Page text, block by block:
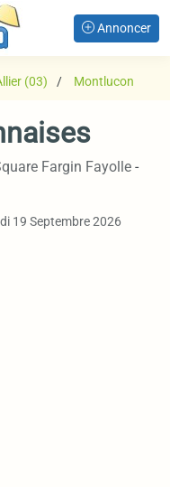
Annoncer
(03) Montlucon
Fargin Fayolle -
19 Septembre 2026